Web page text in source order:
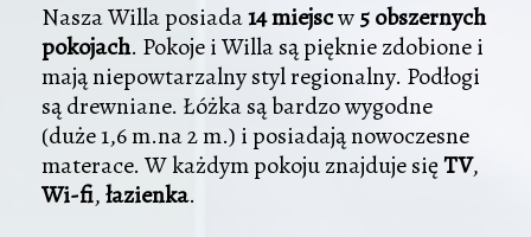
Nasza Willa posiada14 miejscw5 obszernych
pokojach. Pokoje i Willa są pięknie zdobione i
mają niepowtarzalny styl regionalny. Podłogi
są drewniane. Łóżka są bardzo wygodne
(duże 1,6 m.na 2 m.) i posiadają nowoczesne
materace. W każdym pokoju znajduje sięTV,
Wi-fi,łazienka.